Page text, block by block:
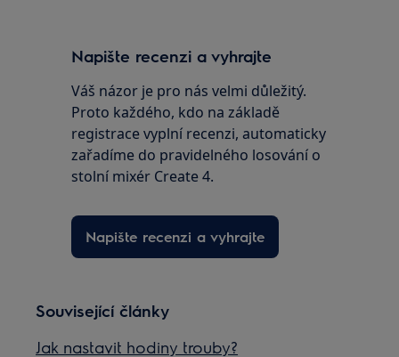
Napište recenzi a vyhrajte
Váš názor je pro nás velmi důležitý.
Proto každého, kdo na základě
registrace vyplní recenzi, automaticky
zařadíme do pravidelného losování o
stolní mixér Create 4.
Napište recenzi a vyhrajte
Související články
Jak nastavit hodiny trouby?